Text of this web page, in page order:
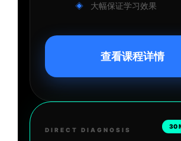
大幅保证学习效果
查看课程详情
30
DIRECT DIAGNOSIS